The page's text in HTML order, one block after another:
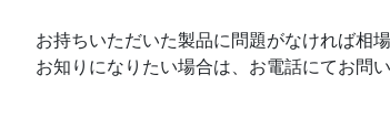
お持ちいただいた製品に問題がなければ相
お知りになりたい場合は、お電話にてお問い